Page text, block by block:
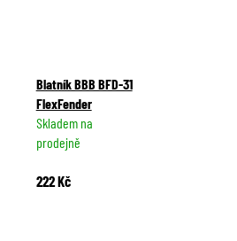
Blatník BBB BFD-31
FlexFender
Skladem na
prodejně
222 Kč